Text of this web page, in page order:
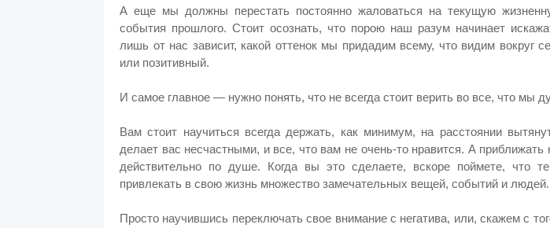
А еще мы должны перестать постоянно жаловаться на текущую
события прошлого. Стоит осознать, что порою наш разум начинает
лишь от нас зависит, какой оттенок мы придадим всему, что видим вокруг
или позитивный.
И самое главное — нужно понять, что не всегда стоит верить во все, что мы
Вам стоит научиться всегда держать, как минимум, на расстоянии
делает вас несчастными, и все, что вам не очень-то нравится. А приближать
действительно по душе. Когда вы это сделаете, вскоре поймете, что
привлекать в свою жизнь множество замечательных вещей, событий и людей.
Просто научившись переключать свое внимание с негатива, или, скажем с